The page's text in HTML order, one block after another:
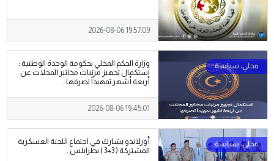
2026-08-06 19:57:09
وزارة الحكم المحلي بحكومة الوحدة الوطنية :
استكمال تجهيز مرتبات مخاتير المحلات عن
أربعة أشهر تمهيداً لصرفها .
2026-08-06 19:45:01
أورلاندو يشارك في اجتماع اللجنة العسكرية
المشتركة ( 3+3 ) بطرابلس .